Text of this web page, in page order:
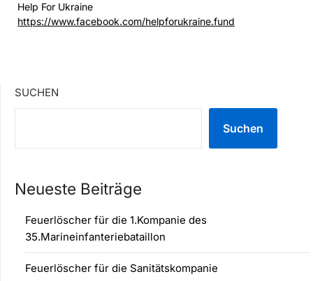
Help For Ukraine
https://www.facebook.com/helpforukraine.fund
SUCHEN
Suchen
Neueste Beiträge
Feuerlöscher für die 1.Kompanie des
35.Marineinfanteriebataillon
Feuerlöscher für die Sanitätskompanie